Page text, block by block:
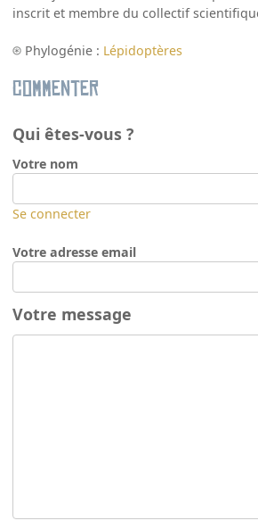
inscrit et membre du collectif
Phylogénie : Lépidoptères
Commenter
Qui êtes-vous ?
Votre nom
Se connecter
Votre adresse email
Votre message